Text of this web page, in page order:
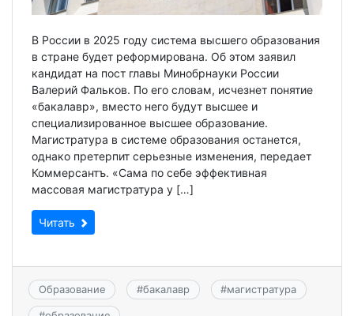
В России в 2025 году система высшего образования
в стране будет реформирована. Об этом заявил
кандидат на пост главы Минобрнауки России
Валерий Фальков. По его словам, исчезнет понятие
«бакалавр», вместо него будут высшее и
специализированное высшее образование.
Магистратура в системе образования останется,
однако претерпит серьезные изменения, передает
Коммерсантъ. «Сама по себе эффективная
массовая магистратура у […]
Читать
Образование #бакалавр #магистратура